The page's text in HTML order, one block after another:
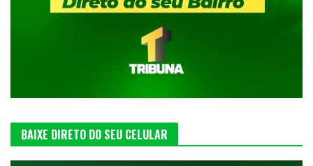
BAIXE DIRETO DO SEU CELULAR